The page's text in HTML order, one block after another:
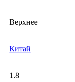
Верхнее
Китай
1.8